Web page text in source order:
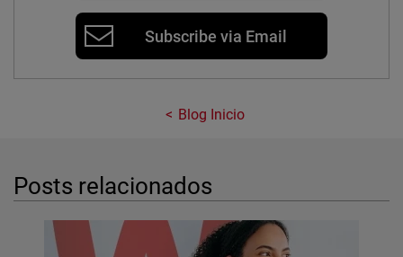
Subscribe via Email
Blog Inicio
Posts relacionados